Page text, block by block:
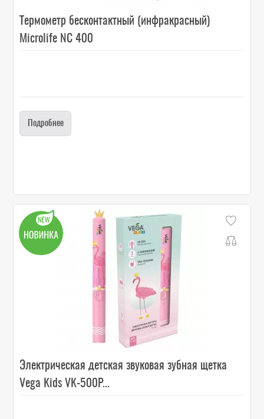
Термометр бесконтактный (инфракрасный)
Microlife NC 400
Подробнее
Электрическая детская звуковая зубная щетка
Vega Kids VK-500P...